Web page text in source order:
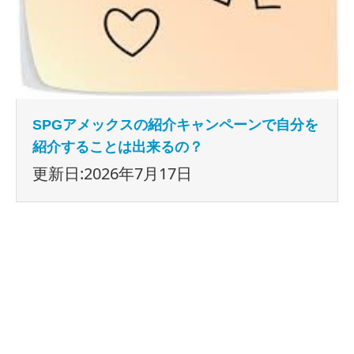
SPGアメックスの紹介キャンペーンで自分を
紹介することは出来るの？
更新日:2026年7月17日